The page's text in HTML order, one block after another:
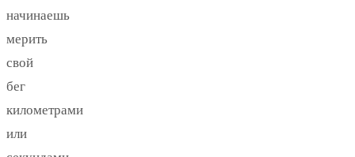
начинаешь
мерить
свой
бег
километрами
или